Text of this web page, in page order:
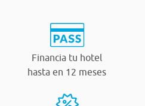
Financia tu hotel
hasta en 12 meses